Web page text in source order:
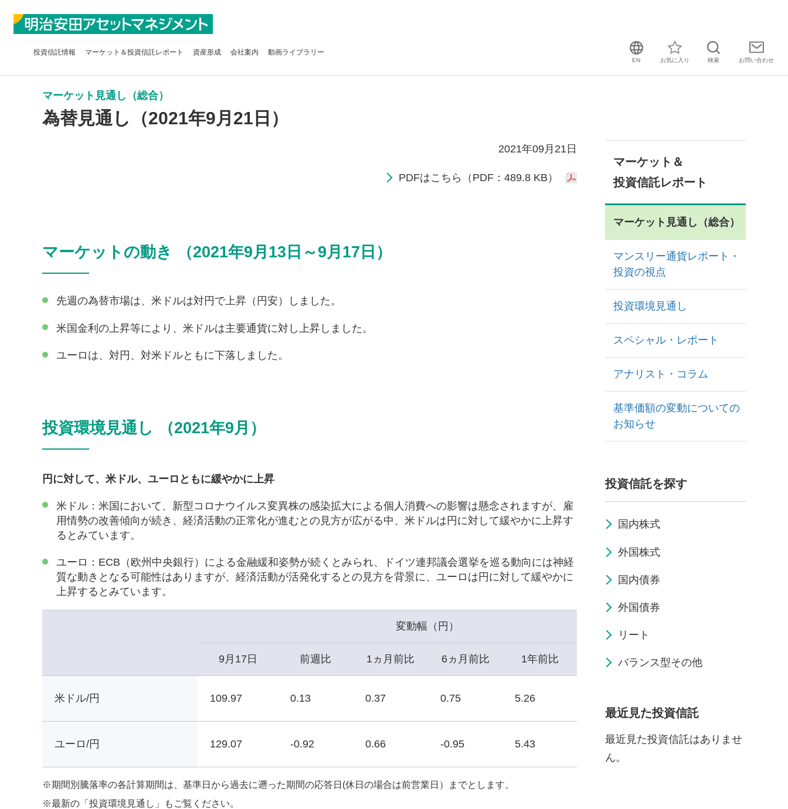
投資信託情報 マーケット＆投資信託レポート 資産形成 会社案内 動画ライブラリー
EN お気に入り 検索 お問い合わせ
マーケット見通し（総合）
為替見通し（2021年9月21日）
2021年09月21日
PDFはこちら（PDF：489.8 KB）
マーケットの動き （2021年9月13日～9月17日）
先週の為替市場は、米ドルは対円で上昇（円安）しました。
米国金利の上昇等により、米ドルは主要通貨に対し上昇しました。
ユーロは、対円、対米ドルともに下落しました。
投資環境見通し （2021年9月）
円に対して、米ドル、ユーロともに緩やかに上昇
米ドル：米国において、新型コロナウイルス変異株の感染拡大による個人消費への影響は懸念されますが、雇
用情勢の改善傾向が続き、経済活動の正常化が進むとの見方が広がる中、米ドルは円に対して緩やかに上昇す
るとみています。
ユーロ：ECB（欧州中央銀行）による金融緩和姿勢が続くとみられ、ドイツ連邦議会選挙を巡る動向には神経
質な動きとなる可能性はありますが、経済活動が活発化するとの見方を背景に、ユーロは円に対して緩やかに
上昇するとみています。
変動幅（円）
9月17日 前週比 1ヵ月前比 6ヵ月前比 1年前比
米ドル/円 109.97 0.13 0.37 0.75 5.26
ユーロ/円 129.07 -0.92 0.66 -0.95 5.43
※期間別騰落率の各計算期間は、基準日から過去に遡った期間の応答日(休日の場合は前営業日）までとします。
※最新の「投資環境見通し」もご覧ください。
マーケット＆
投資信託レポート
マーケット見通し（総合）
マンスリー通貨レポート・
投資の視点
投資環境見通し
スペシャル・レポート
アナリスト・コラム
基準価額の変動についての
お知らせ
投資信託を探す
国内株式
外国株式
国内債券
外国債券
リート
バランス型その他
最近見た投資信託
最近見た投資信託はありませ
ん。